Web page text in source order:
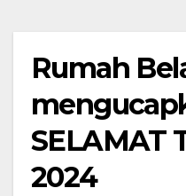
Rumah
SELAMAT
2024